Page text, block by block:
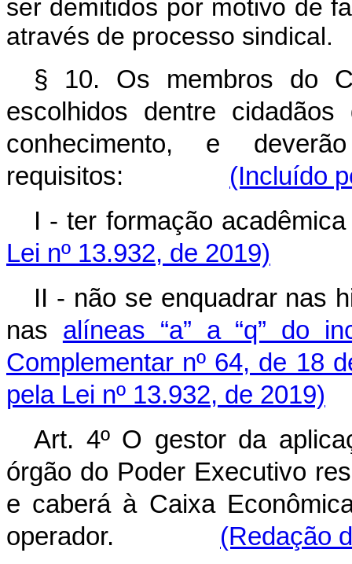
ser demitidos por motivo de
através de processo sindical.
§ 10. Os membros do
escolhidos dentre
conhecimento, e
requisitos: (Incluído
I - ter formação
Lei nº 13.932, de 2019)
II - não se enquadrar nas
nas alíneas “a” a “q” do
Complementar nº 64, de 18
pela Lei nº 13.932, de 2019)
Art. 4º O gestor da
órgão do Poder Executivo
e caberá à Caixa
operador. (Redação